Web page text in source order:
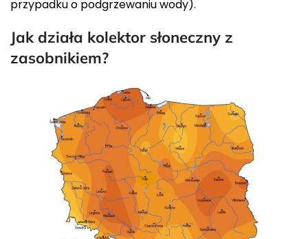
przypadku o podgrzewaniu wody).
Jak działa kolektor słoneczny z
zasobnikiem?